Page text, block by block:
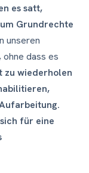
es satt,
Grundrechte
unseren
dass es
zu wiederholen
für eine